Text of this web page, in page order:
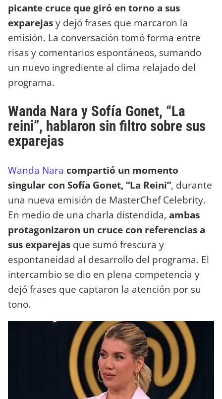
picante cruce que giró en torno a sus
exparejasy dejó frases que marcaron la
emisión. La conversación tomó forma entre
risas y comentarios espontáneos, sumando
un nuevo ingrediente al clima relajado del
programa.
Wanda Nara y Sofía Gonet, “La
reini”, hablaron sin filtro sobre sus
exparejas
Wanda Nara compartió un momento
singular con Sofía Gonet, “La Reini”, durante
una nueva emisión de MasterChef Celebrity.
En medio de una charla distendida, ambas
protagonizaron un cruce con referencias a
sus exparejas que sumó frescura y
espontaneidad al desarrollo del programa. El
intercambio se dio en plena competencia y
dejó frases que captaron la atención por su
tono.